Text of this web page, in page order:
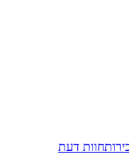
חוות דעת